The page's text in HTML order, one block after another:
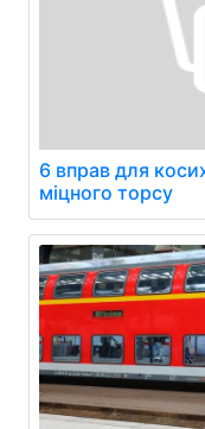
6 вправ для
міцного торсу